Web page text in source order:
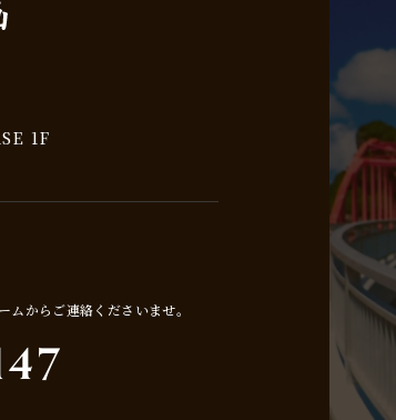
1F
からご連絡くださいませ。